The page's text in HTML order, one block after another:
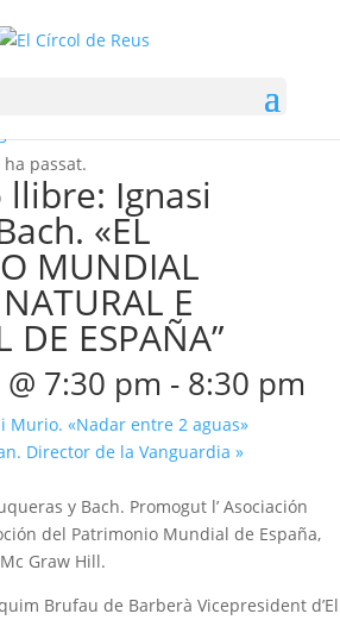
passat.
llibre: Ignasi
«EL
MUNDIAL
E
DE ESPAÑA”
7:30 pm - 8:30 pm
Murio. «Nadar entre 2 aguas»
Director de la Vanguardia »
y Bach. Promogut l’ Asociación
del Patrimonio Mundial de España,
Graw Hill.
Brufau de Barberà Vicepresident d’El